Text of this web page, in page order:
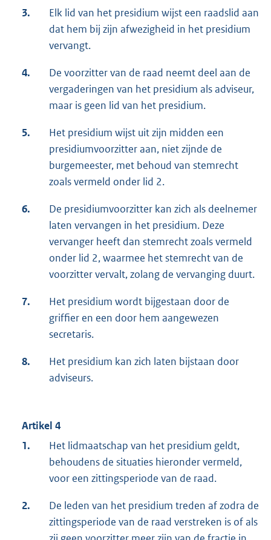
3.
Elk lid van het presidium wijst een raadslid aan
dat hem bij zijn afwezigheid in het presidium
vervangt.
4.
De voorzitter van de raad neemt deel aan de
vergaderingen van het presidium als adviseur,
maar is geen lid van het presidium.
5.
Het presidium wijst uit zijn midden een
presidiumvoorzitter aan, niet zijnde de
burgemeester, met behoud van stemrecht
zoals vermeld onder lid 2.
6.
De presidiumvoorzitter kan zich als deelnemer
laten vervangen in het presidium. Deze
vervanger heeft dan stemrecht zoals vermeld
onder lid 2, waarmee het stemrecht van de
voorzitter vervalt, zolang de vervanging duurt.
7.
Het presidium wordt bijgestaan door de
griffier en een door hem aangewezen
secretaris.
8.
Het presidium kan zich laten bijstaan door
adviseurs.
Artikel 4
1.
Het lidmaatschap van het presidium geldt,
behoudens de situaties hieronder vermeld,
voor een zittingsperiode van de raad.
2.
De leden van het presidium treden af zodra de
zittingsperiode van de raad verstreken is of als